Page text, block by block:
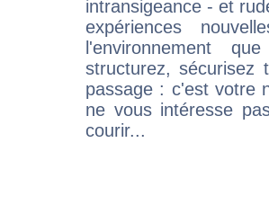
intransigeance - et
expériences
l'environnement
structurez, sécurisez
passage : c'est votre
ne vous intéresse
courir...